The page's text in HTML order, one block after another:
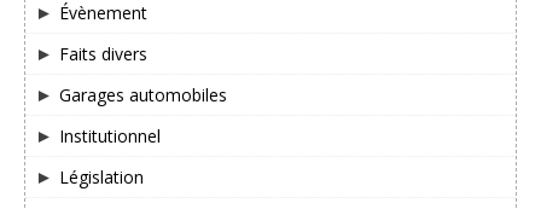
Évènement
Faits divers
Garages automobiles
Institutionnel
Législation